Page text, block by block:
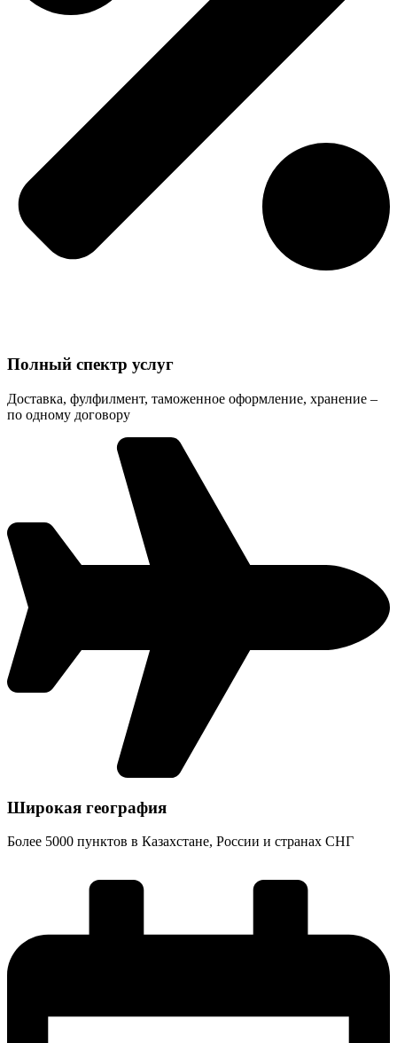
Полный спектр услуг
Доставка, фулфилмент, таможенное оформление, хранение –
по одному договору
Широкая география
Более 5000 пунктов в Казахстане, России и странах СНГ